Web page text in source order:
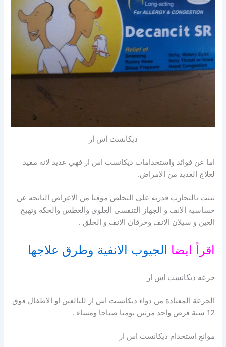
ديكانست اس ار
اما عن فوائد واستخدامات ديكانست اس ار فهي عديد لانه مفيد
لعلاج العديد من الامراض.
ثبتت بالتجارب قدرته علي التخلص مؤقتا من الاعراض الناتجه عن
حساسيه الانف و الجهاز التنفسى العلوى والعطس والحكه وتهيج
العين و سيلان الانف وحرقان الانف و الحلق .
اقرأ ايضا الجيوب الانفية وطرق علاجها
جرعة ديكانست اس ار
الجرعة المعتادة من دواء ديكانست اس ار للبالغين او الاطفال فوق
12 سنة قرص واحد مرتين يوميا صباحا ومساء .
موانع استخدام ديكانست اس ار